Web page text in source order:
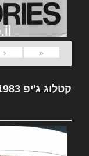
«
‹
קטלוג ג'יפ 1983